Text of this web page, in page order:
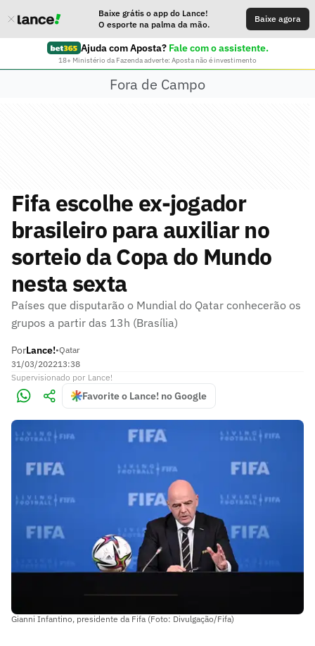
Baixe grátis o app do Lance!
O esporte na palma da mão.
Baixe agora
Ajuda com Aposta? Fale com o assistente.
18+ Ministério da Fazenda adverte: Aposta não é investimento
Fora de Campo
Fifa escolhe ex-jogador
brasileiro para auxiliar no
sorteio da Copa do Mundo
nesta sexta
Países que disputarão o Mundial do Qatar conhecerão os
grupos a partir das 13h (Brasília)
PorLance!•Qatar
31/03/202213:38
Supervisionado por Lance!
Favorite o Lance! no Google
Gianni Infantino, presidente da Fifa (Foto: Divulgação/Fifa)